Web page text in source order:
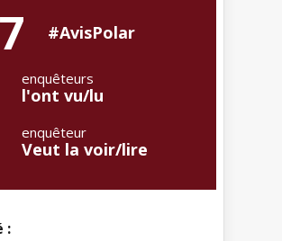
#AvisPolar
enquêteurs
l'ont vu/lu
enquêteur
Veut la voir/lire
: